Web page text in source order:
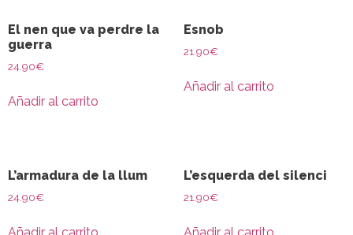
El nen que va perdre la
guerra
24.90€
Añadir al carrito
Esnob
21.90€
Añadir al carrito
L’armadura de la llum
24.90€
Añadir al carrito
L’esquerda del silenci
21.90€
Añadir al carrito